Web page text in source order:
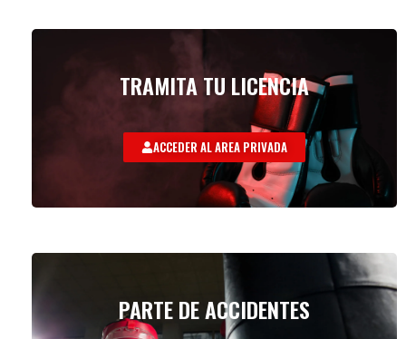
TRAMITA TU LICENCIA
ACCEDER AL AREA PRIVADA
PARTE DE ACCIDENTES